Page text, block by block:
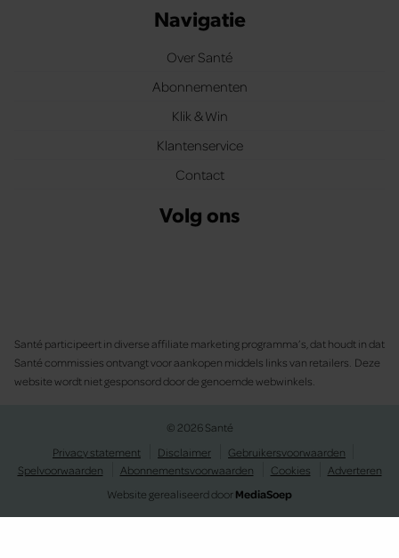
Navigatie
Over Santé
Abonnementen
Klik & Win
Klantenservice
Contact
Volg ons
Santé participeert in diverse affiliate marketing programma’s, dat houdt in dat
Santé commissies ontvangt voor aankopen middels links van retailers. Deze
website wordt niet gesponsord door de genoemde webwinkels.
© 2026 Santé
Privacy statement
Disclaimer
Gebruikersvoorwaarden
Spelvoorwaarden
Abonnementsvoorwaarden Cookies
Adverteren
Website gerealiseerd doorMediaSoep